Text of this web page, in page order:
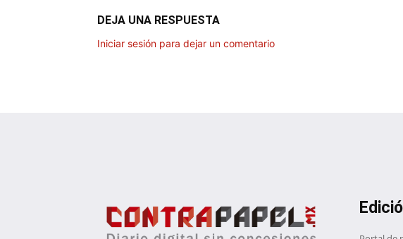
DEJA UNA RESPUESTA
Iniciar sesión para dejar un comentario